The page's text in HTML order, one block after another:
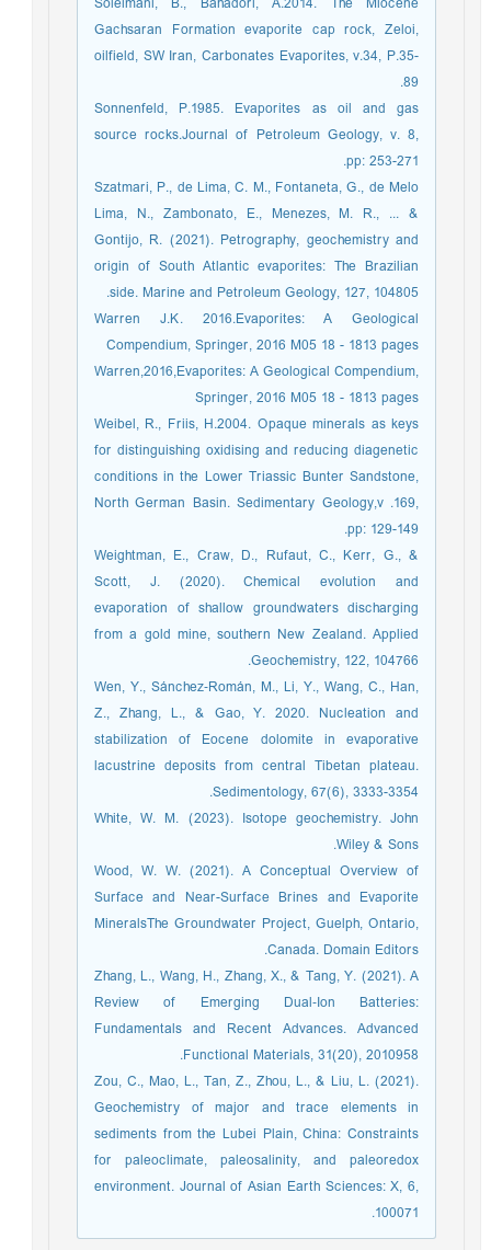
Gachsaran Formation evaporite cap rock, Zeloi,
oilfield, SW Iran, Carbonates Evaporites, v.34, P.35-
89.
Sonnenfeld, P.1985. Evaporites as oil and gas
source rocks.Journal of Petroleum Geology, v. 8,
pp: 253-271.
Szatmari, P., de Lima, C. M., Fontaneta, G., de Melo
Lima, N., Zambonato, E., Menezes, M. R., ... &
Gontijo, R. (2021). Petrography, geochemistry and
origin of South Atlantic evaporites: The Brazilian
side. Marine and Petroleum Geology, 127, 104805.‏
Warren J.K. 2016.Evaporites: A Geological
Compendium, Springer, 2016 M05 18 - 1813 pages
Warren,2016,Evaporites: A Geological Compendium,
Springer, 2016 M05 18 - 1813 pages
Weibel, R., Friis, H.2004. Opaque minerals as keys
for distinguishing oxidising and reducing diagenetic
conditions in the Lower Triassic Bunter Sandstone,
North German Basin. Sedimentary Geology,v .169,
pp: 129-149.
Weightman, E., Craw, D., Rufaut, C., Kerr, G., &
Scott, J. (2020). Chemical evolution and
evaporation of shallow groundwaters discharging
from a gold mine, southern New Zealand. Applied
Geochemistry, 122, 104766.‏
Wen, Y., Sánchez‐Román, M., Li, Y., Wang, C., Han,
Z., Zhang, L., & Gao, Y. 2020. Nucleation and
stabilization of Eocene dolomite in evaporative
lacustrine deposits from central Tibetan plateau.
Sedimentology, 67(6), 3333-3354.‏
White, W. M. (2023). Isotope geochemistry. John
Wiley & Sons.‏
Wood, W. W. (2021). A Conceptual Overview of
Surface and Near-Surface Brines and Evaporite
MineralsThe Groundwater Project, Guelph, Ontario,
Canada. Domain Editors.‏
Zhang, L., Wang, H., Zhang, X., & Tang, Y. (2021). A
Review of Emerging Dual‐Ion Batteries:
Fundamentals and Recent Advances. Advanced
Functional Materials, 31(20), 2010958.
Zou, C., Mao, L., Tan, Z., Zhou, L., & Liu, L. (2021).
Geochemistry of major and trace elements in
sediments from the Lubei Plain, China: Constraints
for paleoclimate, paleosalinity, and paleoredox
environment. Journal of Asian Earth Sciences: X, 6,
100071.‏